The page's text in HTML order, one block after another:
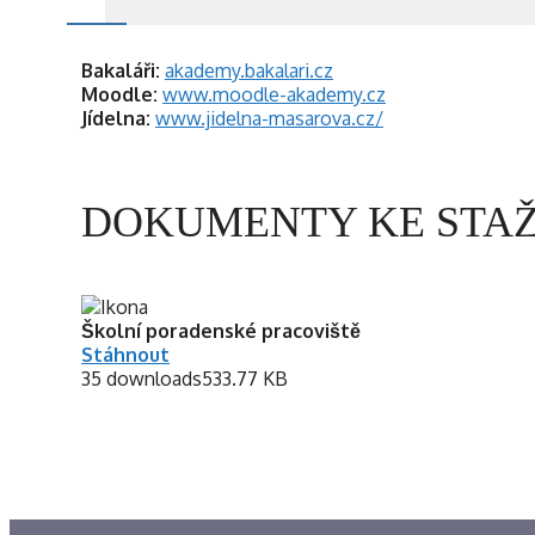
Bakaláři: akademy.bakalari.cz
Moodle: www.moodle-akademy.cz
Jídelna: www.jidelna-masarova.cz/
DOKUMENTY KE
Školní poradenské pracoviště
Stáhnout
35 downloads533.77 KB